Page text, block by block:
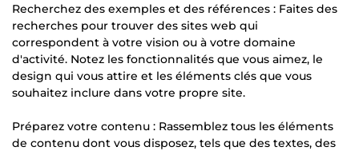
Recherchez des exemples et des références : Faites des
recherches pour trouver des sites web qui
correspondent à votre vision ou à votre domaine
d'activité. Notez les fonctionnalités que vous aimez, le
design qui vous attire et les éléments clés que vous
souhaitez inclure dans votre propre site.
Préparez votre contenu : Rassemblez tous les éléments
de contenu dont vous disposez, tels que des textes, des